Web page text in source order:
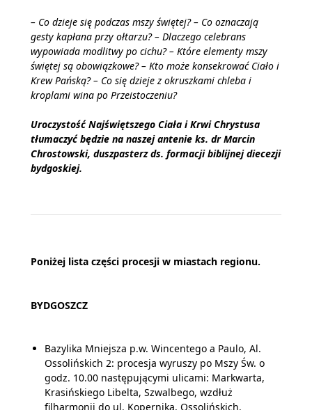
– Co dzieje się podczas mszy świętej? – Co oznaczają
gesty kapłana przy ołtarzu? – Dlaczego celebrans
wypowiada modlitwy po cichu? – Które elementy mszy
świętej są obowiązkowe? – Kto może konsekrować Ciało i
Krew Pańską? – Co się dzieje z okruszkami chleba i
kroplami wina po Przeistoczeniu?
Uroczystość Najświętszego Ciała i Krwi Chrystusa
tłumaczyć będzie na naszej antenie ks. dr Marcin
Chrostowski, duszpasterz ds. formacji biblijnej diecezji
bydgoskiej.
Poniżej lista części procesji w miastach regionu.
BYDGOSZCZ
Bazylika Mniejsza p.w. Wincentego a Paulo, Al.
Ossolińskich 2: procesja wyruszy po Mszy Św. o
godz. 10.00 następującymi ulicami: Markwarta,
Krasińskiego Libelta, Szwalbego, wzdłuż
filharmonii do ul. Kopernika, Ossolińskich.